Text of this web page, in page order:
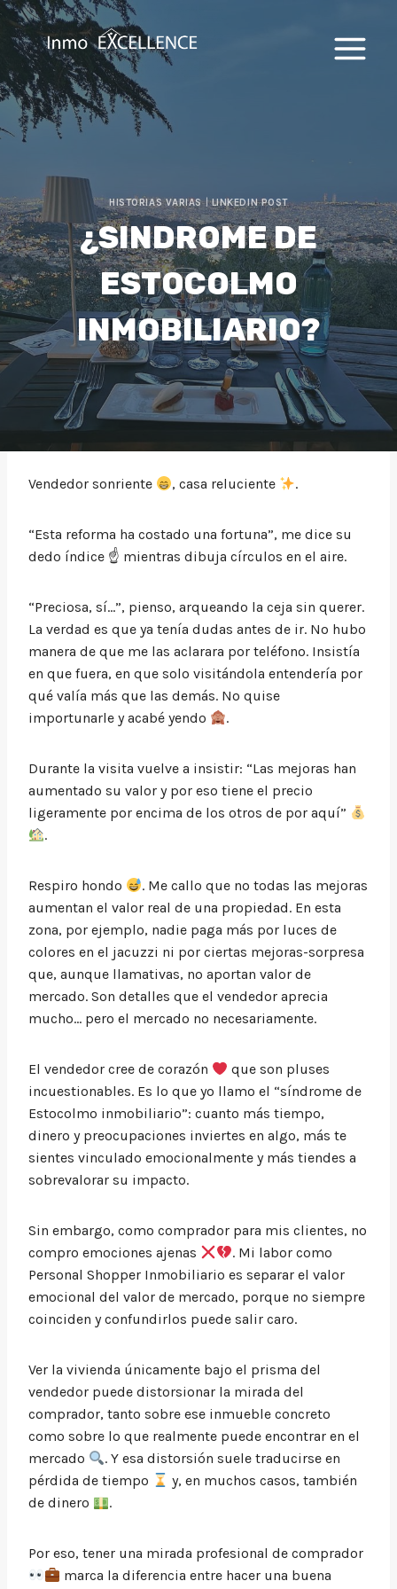
Saltar
contenido
HISTORIAS VARIAS|LINKEDIN POST
¿SINDROME DE
ESTOCOLMO
INMOBILIARIO?⁣⁣
Vendedor sonriente , casa reluciente .
“Esta reforma ha costado una fortuna”, me dice su
dedo índice ☝ mientras dibuja círculos en el aire.
“Preciosa, sí…”, pienso, arqueando la ceja sin querer.
La verdad es que ya tenía dudas antes de ir. No hubo
manera de que me las aclarara por teléfono. Insistía
en que fuera, en que solo visitándola entendería por
qué valía más que las demás. No quise
importunarle y acabé yendo
.
Durante la visita vuelve a insistir: “Las mejoras han
aumentado su valor y por eso tiene el precio
ligeramente por encima de los otros de por aquí”
.
Respiro hondo
. Me callo que no todas las mejoras
aumentan el valor real de una propiedad. En esta
zona, por ejemplo, nadie paga más por luces de
colores en el jacuzzi ni por ciertas mejoras-sorpresa
que, aunque llamativas, no aportan valor de
mercado. Son detalles que el vendedor aprecia
mucho… pero el mercado no necesariamente.
El vendedor cree de corazón
que son pluses
incuestionables. Es lo que yo llamo el “síndrome de
Estocolmo inmobiliario”: cuanto más tiempo,
dinero y preocupaciones inviertes en algo, más te
sientes vinculado emocionalmente y más tiendes a
sobrevalorar su impacto.
Sin embargo, como comprador para mis clientes, no
compro emociones ajenas
. Mi labor como
Personal Shopper Inmobiliario es separar el valor
emocional del valor de mercado, porque no siempre
coinciden y confundirlos puede salir caro.
Ver la vivienda únicamente bajo el prisma del
vendedor puede distorsionar la mirada del
comprador, tanto sobre ese inmueble concreto
como sobre lo que realmente puede encontrar en el
mercado
. Y esa distorsión suele traducirse en
pérdida de tiempo
y, en muchos casos, también
de dinero
.
Por eso, tener una mirada profesional de comprador
marca la diferencia entre hacer una buena